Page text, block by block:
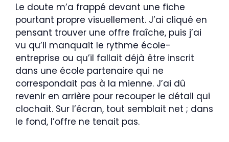
Le doute m’a frappé devant une fiche
pourtant propre visuellement. J’ai cliqué en
pensant trouver une offre fraîche, puis j’ai
vu qu’il manquait le rythme école-
entreprise ou qu’il fallait déjà être inscrit
dans une école partenaire qui ne
correspondait pas à la mienne. J’ai dû
revenir en arrière pour recouper le détail qui
clochait. Sur l’écran, tout semblait net ; dans
le fond, l’offre ne tenait pas.